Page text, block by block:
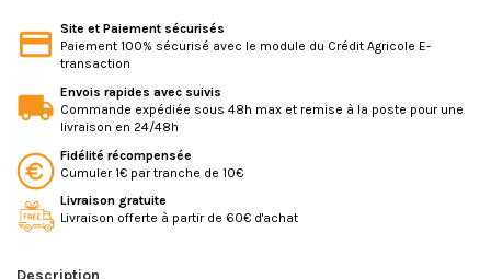
Site et Paiement sécurisés
Paiement 100% sécurisé avec le module du Crédit Agricole E-
transaction
Envois rapides avec suivis
Commande expédiée sous 48h max et remise à la poste pour une
livraison en 24/48h
Fidélité récompensée
Cumuler 1€ par tranche de 10€
Livraison gratuite
Livraison offerte à partir de 60€ d'achat
Description